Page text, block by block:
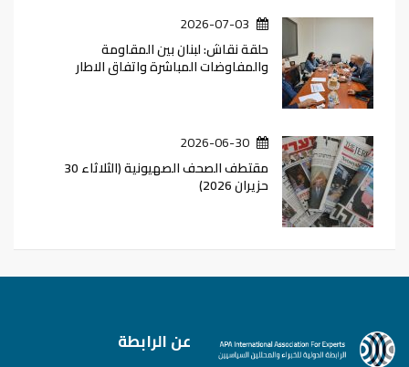
2026-07-03
حلقة نقاش: لبنان بين المقاومة
والمفاوضات المباشرة واتفاق الاطار
2026-06-30
مقتطف الصحف الصهيونية (الثلاثاء 30
حزيران 2026)
عن الرابطة